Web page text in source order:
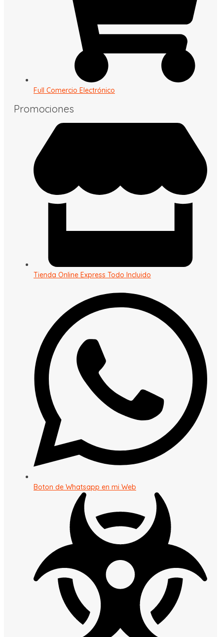
Full Comercio Electrónico
Promociones
Tienda Online Express Todo Incluido
Boton de Whatsapp en mi Web